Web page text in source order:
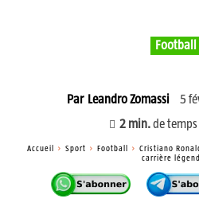
Football
Par Leandro Zomassi
5
2 min.de
Accueil Sport Football
Cristiano
carrière